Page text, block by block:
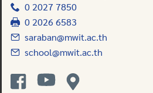
0 2027 7850
0 2026 6583
saraban@mwit.ac.th
school@mwit.ac.th